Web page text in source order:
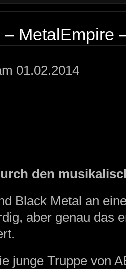
– MetalEmpire
01.02.2014
den
Black Metal an
aber genau das
junge Truppe von